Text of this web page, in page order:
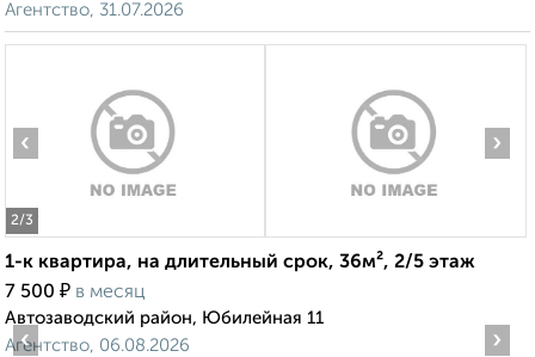
Агентство, 31.07.2026
2/3
‹ ›
1-к квартира, на длительный срок, 36м², 2/5 этаж
7 500 ₽ в месяц
Автозаводский район, Юбилейная 11
Агентство, 06.08.2026
‹ ›